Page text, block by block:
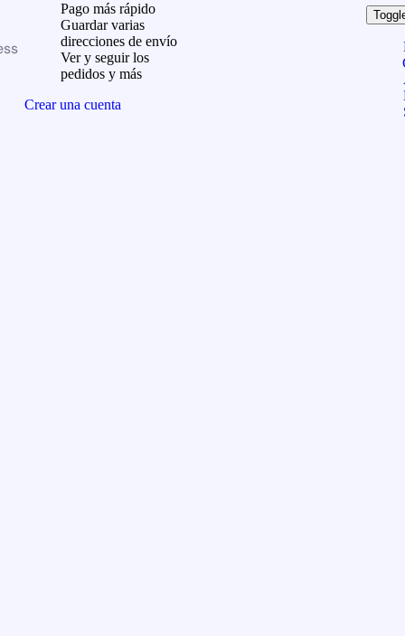
Pago más rápido
Guardar varias
direcciones de envío
Ver y seguir los
pedidos y más
Crear una cuenta